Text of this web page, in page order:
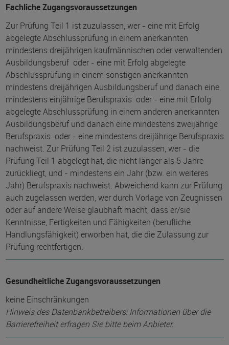
Fachliche Zugangsvoraussetzungen
Zur Prüfung Teil 1 ist zuzulassen, wer - eine mit Erfolg
abgelegte Abschlussprüfung in einem anerkannten
mindestens dreijährigen kaufmännischen oder verwaltenden
Ausbildungsberuf oder - eine mit Erfolg abgelegte
Abschlussprüfung in einem sonstigen anerkannten
mindestens dreijährigen Ausbildungsberuf und danach eine
mindestens einjährige Berufspraxis oder - eine mit Erfolg
abgelegte Abschlussprüfung in einem anderen anerkannten
Ausbildungsberuf und danach eine mindestens zweijährige
Berufspraxis oder - eine mindestens dreijährige Berufspraxis
nachweist. Zur Prüfung Teil 2 ist zuzulassen, wer - die
Prüfung Teil 1 abgelegt hat, die nicht länger als 5 Jahre
zurückliegt, und - mindestens ein Jahr (bzw. ein weiteres
Jahr) Berufspraxis nachweist. Abweichend kann zur Prüfung
auch zugelassen werden, wer durch Vorlage von Zeugnissen
oder auf andere Weise glaubhaft macht, dass er/sie
Kenntnisse, Fertigkeiten und Fähigkeiten (berufliche
Handlungsfähigkeit) erworben hat, die die Zulassung zur
Prüfung rechtfertigen.
Gesundheitliche Zugangsvoraussetzungen
keine Einschränkungen
Hinweis des Datenbankbetreibers: Informationen über die
Barrierefreiheit erfragen Sie bitte beim Anbieter.